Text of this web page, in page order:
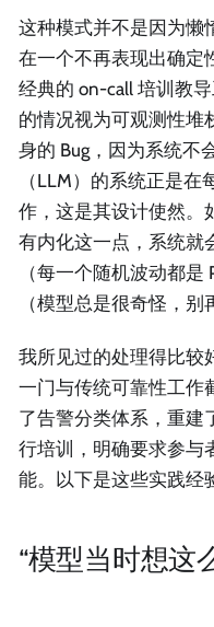
这种模式并不是因为懒
在一个不再表现出确定
经典的 on-call 培训教
的情况视为可观测性堆
身的 Bug，因为系统不
（LLM）的系统正是
作，这是其设计使然。
有内化这一点，系统就
（每一个随机波动都
（模型总是很奇怪，别
我所见过的处理得比较
一门与传统可靠性工作
了告警分类体系，重建
行培训，明确要求参与
能。以下是这些实践经
“模型当时想这